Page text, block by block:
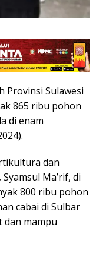
Provinsi Sulawesi
865 ribu pohon
di enam
dan
Ma’rif, di
800 ribu pohon
cabai di Sulbar
dan mampu